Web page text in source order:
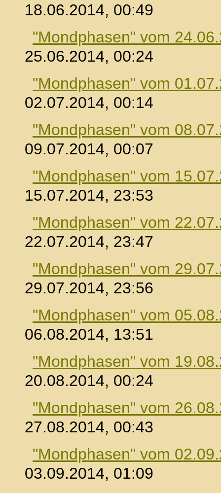
18.06.2014, 00:49
"Mondphasen" vom
25.06.2014, 00:24
"Mondphasen" vom
02.07.2014, 00:14
"Mondphasen" vom
09.07.2014, 00:07
"Mondphasen" vom
15.07.2014, 23:53
"Mondphasen" vom
22.07.2014, 23:47
"Mondphasen" vom
29.07.2014, 23:56
"Mondphasen" vom
06.08.2014, 13:51
"Mondphasen" vom
20.08.2014, 00:24
"Mondphasen" vom
27.08.2014, 00:43
"Mondphasen" vom
03.09.2014, 01:09